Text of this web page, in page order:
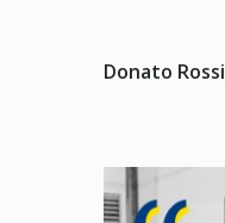
Donato Rossi